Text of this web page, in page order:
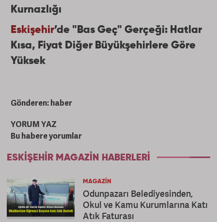
Kurnazlığı
Eskişehir’de "Bas Geç" Gerçeği: Hatlar
Kısa, Fiyat Diğer Büyükşehirlere Göre
Yüksek
Gönderen: haber
YORUM YAZ
Bu habere yorumlar
ESKIŞEHIR MAGAZIN HABERLERI
MAGAZIN
Odunpazarı Belediyesinden,
Okul ve Kamu Kurumlarına Katı
Atık Faturası